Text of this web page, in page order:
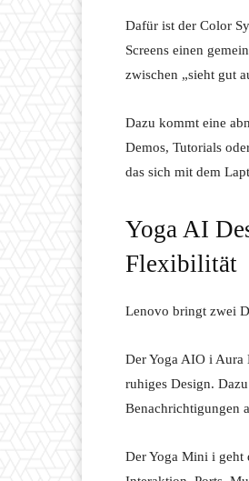
Dafür ist der Color
Screens einen
zwischen „sieht gut
Dazu kommt eine
Demos, Tutorials
das sich mit dem
Yoga AI
Flexibilität
Lenovo bringt zwei
Der Yoga AIO i Aura
ruhiges Design.
Benachrichtigungen
Der Yoga Mini i geht